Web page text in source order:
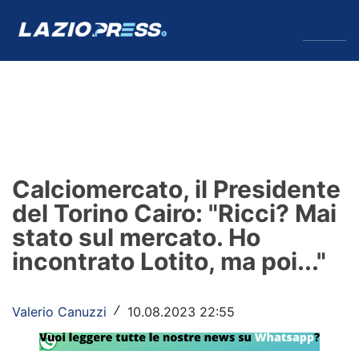
Formello
Infortuni
Primavera
Calciomercato
Lazio Women
Calciomercato, il Presidente
del Torino Cairo: "Ricci? Mai
stato sul mercato. Ho
incontrato Lotito, ma poi..."
Valerio Canuzzi / 10.08.2023 22:55